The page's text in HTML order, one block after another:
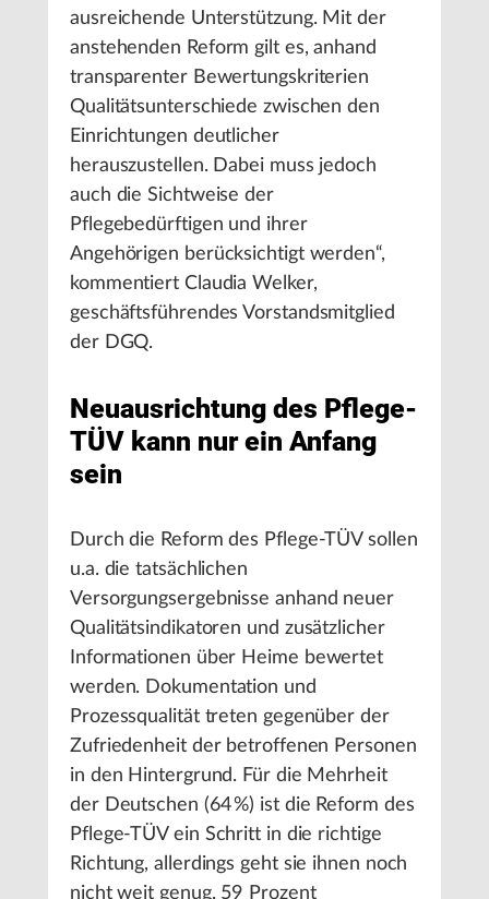
ausreichende Unterstützung. Mit der
anstehenden Reform gilt es, anhand
transparenter Bewertungskriterien
Qualitätsunterschiede zwischen den
Einrichtungen deutlicher
herauszustellen. Dabei muss jedoch
auch die Sichtweise der
Pflegebedürftigen und ihrer
Angehörigen berücksichtigt werden“,
kommentiert Claudia Welker,
geschäftsführendes Vorstandsmitglied
der DGQ.
Neuausrichtung des Pflege-
TÜV kann nur ein Anfang
sein
Durch die Reform des Pflege-TÜV sollen
u.a. die tatsächlichen
Versorgungsergebnisse anhand neuer
Qualitätsindikatoren und zusätzlicher
Informationen über Heime bewertet
werden. Dokumentation und
Prozessqualität treten gegenüber der
Zufriedenheit der betroffenen Personen
in den Hintergrund. Für die Mehrheit
der Deutschen (64 %) ist die Reform des
Pflege-TÜV ein Schritt in die richtige
Richtung, allerdings geht sie ihnen noch
nicht weit genug. 59 Prozent